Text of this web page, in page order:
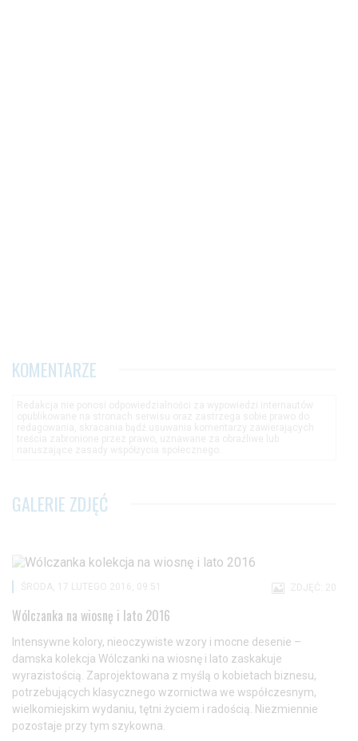
KOMENTARZE
GALERIE ZDJĘĆ
ZDJĘĆ: 20
ŚRODA, 17 LUTEGO 2016, 09:51
Wólczanka na wiosnę i lato 2016
Intensywne kolory, nieoczywiste wzory i mocne desenie –
damska kolekcja Wólczanki na wiosnę i lato zaskakuje
wyrazistością. Zaprojektowana z myślą o kobietach biznesu,
potrzebujących klasycznego wzornictwa we współczesnym,
wielkomiejskim wydaniu, tętni życiem i radością. Niezmiennie
pozostaje przy tym szykowna.